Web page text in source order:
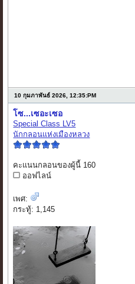
10 กุมภาพันธ์ 2026, 12:35:PM
โซ...เซอะเซอ
Special Class LV5
นักกลอนแห่งเมืองหลวง
คะแนนกลอนของผู้นี้ 160
ออฟไลน์
เพศ:
กระทู้: 1,145